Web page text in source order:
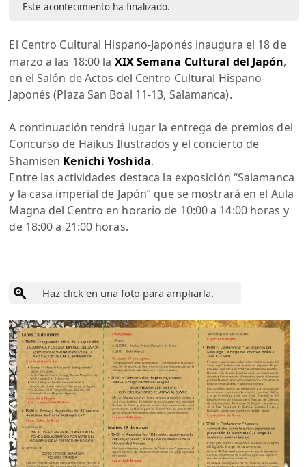
Este acontecimiento ha finalizado.
El Centro Cultural Hispano-Japonés inaugura el 18 de
marzo a las 18:00 la XIX Semana Cultural del Japón,
en el Salón de Actos del Centro Cultural Hispano-
Japonés (Plaza San Boal 11-13, Salamanca).
A continuación tendrá lugar la entrega de premios del
Concurso de Haikus Ilustrados y el concierto de
Shamisen Kenichi Yoshida.
Entre las actividades destaca la exposición “Salamanca
y la casa imperial de Japón” que se mostrará en el Aula
Magna del Centro en horario de 10:00 a 14:00 horas y
de 18:00 a 21:00 horas.
Haz click en una foto para ampliarla.